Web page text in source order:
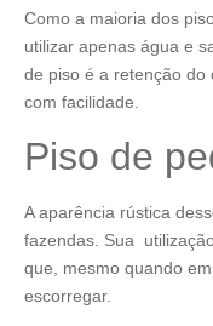
Como a maioria dos
utilizar apenas água e
de piso é a retenção do
com facilidade.
Piso de
A aparência rústica
fazendas. Sua
que, mesmo quando
escorregar.